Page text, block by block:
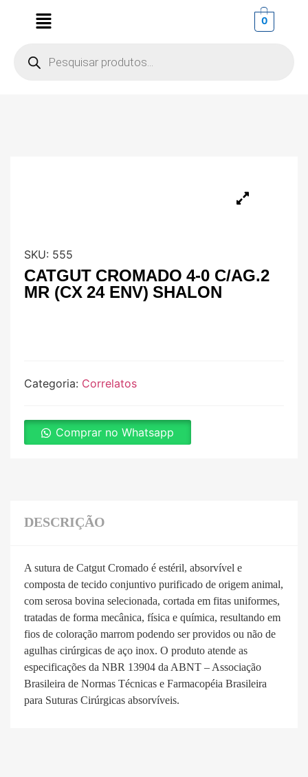
0
SKU: 555
CATGUT CROMADO 4-0 C/AG.2
MR (CX 24 ENV) SHALON
Categoria: Correlatos
Comprar no Whatsapp
DESCRIÇÃO
A sutura de Catgut Cromado é estéril, absorvível e
composta de tecido conjuntivo purificado de origem animal,
com serosa bovina selecionada, cortada em fitas uniformes,
tratadas de forma mecânica, física e química, resultando em
fios de coloração marrom podendo ser providos ou não de
agulhas cirúrgicas de aço inox. O produto atende as
especificações da NBR 13904 da ABNT – Associação
Brasileira de Normas Técnicas e Farmacopéia Brasileira
para Suturas Cirúrgicas absorvíveis.